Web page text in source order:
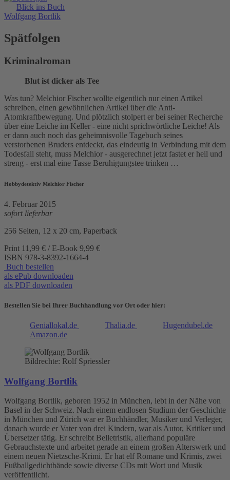
Blick ins Buch
Wolfgang Bortlik
Spätfolgen
Kriminalroman
Blut ist dicker als Tee
Was tun? Melchior Fischer wollte eigentlich nur einen Artikel
schreiben, einen gewöhnlichen Artikel über die Anti-
Atomkraftbewegung. Und plötzlich stolpert er bei seiner Recherche
über eine Leiche im Keller - eine nicht sprichwörtliche Leiche! Als
er dann auch noch das geheimnisvolle Tagebuch seines
verstorbenen Bruders entdeckt, das eindeutig in Verbindung mit dem
Todesfall steht, muss Melchior - ausgerechnet jetzt fastet er heil und
streng - erst mal eine Tasse Beruhigungstee trinken …
Hobbydetektiv Melchior Fischer
4. Februar 2015
sofort lieferbar
256 Seiten, 12 x 20 cm, Paperback
Print 11,99 € / E-Book 9,99 €
ISBN 978-3-8392-1664-4
Buch bestellen
als ePub downloaden
als PDF downloaden
Bestellen Sie bei Ihrer Buchhandlung vor Ort oder hier:
Geniallokal.de Thalia.de
Hugendubel.de
Amazon.de
Bildrechte: Rolf Spriessler
Wolfgang Bortlik
Wolfgang Bortlik, geboren 1952 in München, lebt in der Nähe von
Basel in der Schweiz. Nach einem endlosen Studium der Geschichte
in München und Zürich war er Buchhändler, Musiker und Verleger,
danach wurde er Vater von drei Kindern, war als Autor, Kritiker und
Übersetzer tätig. Er schreibt Belletristik, allerhand populäre
Gebrauchstexte und arbeitet gerade an einem großen Alterswerk und
einem neuen Nietzsche-Krimi. Er hat elf Romane und Krimis, zwei
Fußballgedichtbände sowie diverse CDs mit Wort und Musik
veröffentlicht.